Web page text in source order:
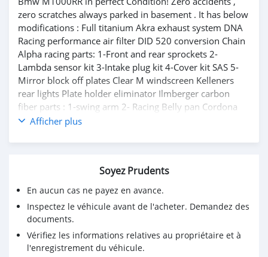
zero scratches always parked in basement . It has below
modifications : Full titanium Akra exhaust system DNA
Racing performance air filter DID 520 conversion Chain
Alpha racing parts: 1-Front and rear sprockets 2-
Lambda sensor kit 3-Intake plug kit 4-Cover kit SAS 5-
Mirror block off plates Clear M windscreen Kelleners
rear lights Plate holder eliminator Ilmberger carbon
fiber parts : 1-swing arm 2- Racing Belly pan Cordona
quick shifter Full titanium Akrapovic exhaust And much
owner only.
Please text on whatsapp on +79267750853 if you are
Afficher plus
Soyez Prudents
En aucun cas ne payez en avance.
Inspectez le véhicule avant de l'acheter. Demandez des
documents.
Vérifiez les informations relatives au propriétaire et à
l'enregistrement du véhicule.